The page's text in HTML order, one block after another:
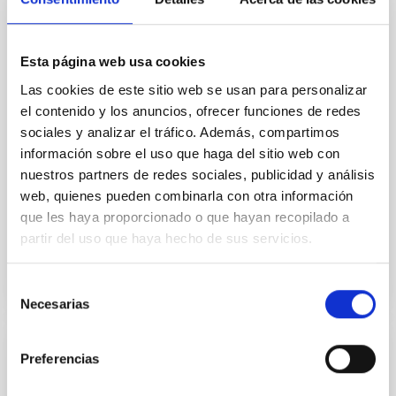
Esta página web usa cookies
Las cookies de este sitio web se usan para personalizar
el contenido y los anuncios, ofrecer funciones de redes
sociales y analizar el tráfico. Además, compartimos
información sobre el uso que haga del sitio web con
nuestros partners de redes sociales, publicidad y análisis
web, quienes pueden combinarla con otra información
que les haya proporcionado o que hayan recopilado a
partir del uso que haya hecho de sus servicios.
Necesarias
Preferencias
cloud-scale magnetic field. A. Pandhi et al. showed
instead, however, that the orientation of cores and
their angular momentum vectors appear random
with respect to the larger-scale magnetic
Yin, Sean et al.
Fecha de publicación:
BIBCODE 2026APJ..1003...83Y
CON ÁRBITRO